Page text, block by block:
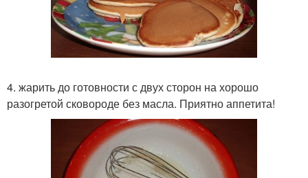
4. жарить до готовности с двух сторон на хорошо
разогретой сковороде без масла. Приятно аппетита!